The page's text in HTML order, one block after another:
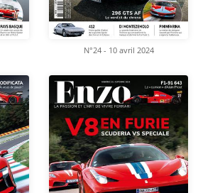
N°24 - 10 avril 2024